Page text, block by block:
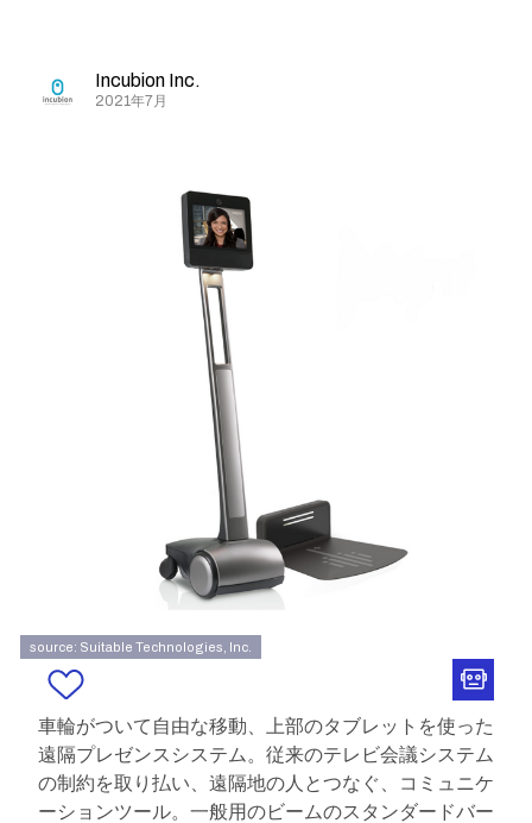
Incubion Inc.
2021年7月
source: Suitable Technologies, Inc.
車輪がついて自由な移動、上部のタブレットを使った
遠隔プレゼンスシステム。従来のテレビ会議システム
の制約を取り払い、遠隔地の人とつなぐ、コミュニケ
ーションツール。一般用のビームのスタンダードバー